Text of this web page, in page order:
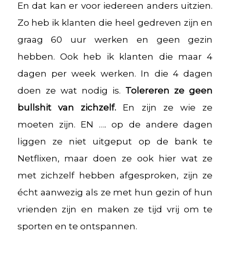
En dat kan er voor iedereen anders uitzien.
Zo heb ik klanten die heel gedreven zijn en
graag 60 uur werken en geen gezin
hebben. Ook heb ik klanten die maar 4
dagen per week werken. In die 4 dagen
doen ze wat nodig is. Tolereren ze geen
bullshit van zichzelf. En zijn ze wie ze
moeten zijn. EN …. op de andere dagen
liggen ze niet uitgeput op de bank te
Netflixen, maar doen ze ook hier wat ze
met zichzelf hebben afgesproken, zijn ze
écht aanwezig als ze met hun gezin of hun
vrienden zijn en maken ze tijd vrij om te
sporten en te ontspannen.